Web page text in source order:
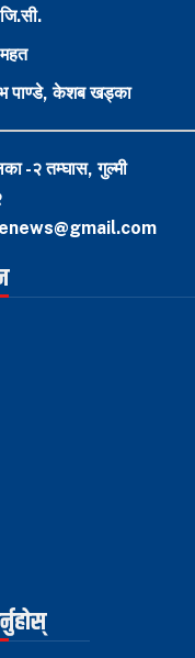
पाण्डे, केशब खड्का
-२ तम्घास, गुल्मी